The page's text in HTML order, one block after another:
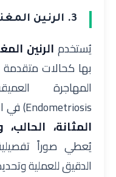
3. الرنين المغناطيسي (MRI)
يُستخدم الرنين
بها كحالات متقدمة
Endometriosis) في الأعضاء المحيطة مثل
المثانة،
يُعطي صوراً
الدقيق للعملية